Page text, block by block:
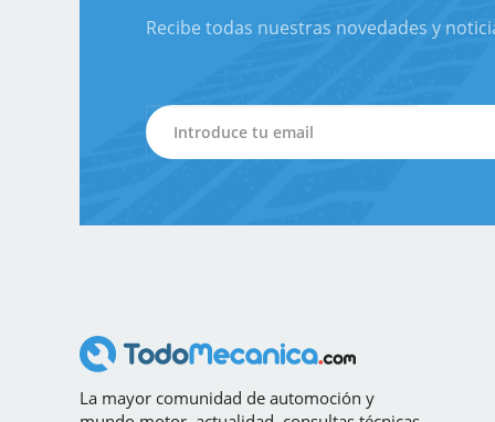
Recibe todas nuestras novedades y
La mayor comunidad de automoción y